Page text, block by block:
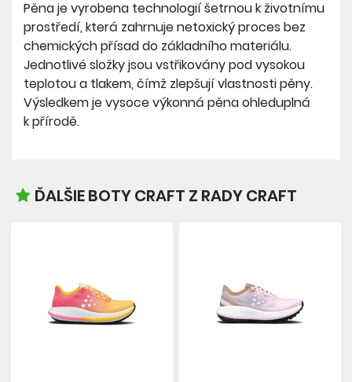
Pěna je vyrobena technologií šetrnou k životnímu
prostředí, která zahrnuje netoxický proces bez
chemických přísad do základního materiálu.
Jednotlivé složky jsou vstřikovány pod vysokou
teplotou a tlakem, čímž zlepšují vlastnosti pěny.
Výsledkem je vysoce výkonná pěna ohleduplná
k přírodě.
ĎALŠIE BOTY CRAFT Z RADY CRAFT